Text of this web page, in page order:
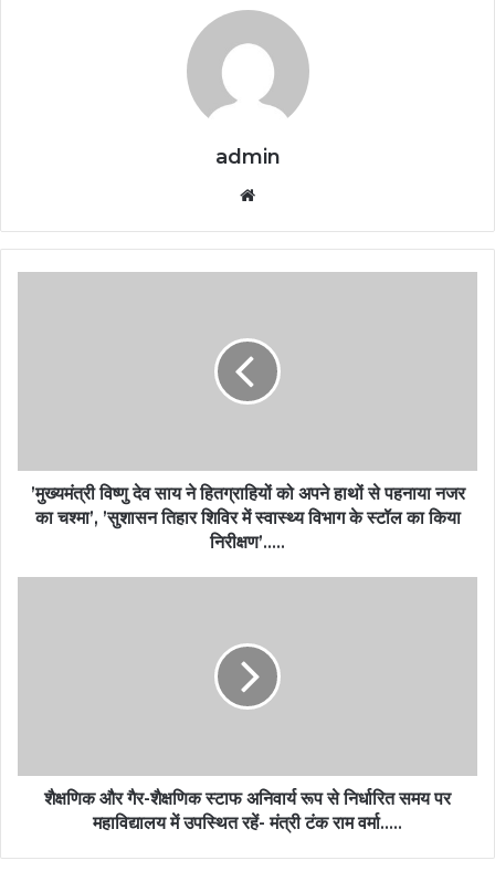
admin
’मुख्यमंत्री विष्णु देव साय ने हितग्राहियों को अपने हाथों से पहनाया नजर
का चश्मा’, ’सुशासन तिहार शिविर में स्वास्थ्य विभाग के स्टॉल का किया
निरीक्षण’…..
शैक्षणिक और गैर-शैक्षणिक स्टाफ अनिवार्य रूप से निर्धारित समय पर
महाविद्यालय में उपस्थित रहें- मंत्री टंक राम वर्मा…..